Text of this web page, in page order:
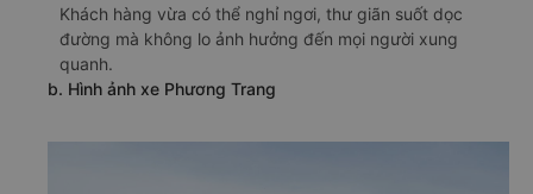
Khách hàng vừa có thể nghỉ ngơi, thư giãn suốt dọc
đường mà không lo ảnh hưởng đến mọi người xung
quanh.
b. Hình ảnh xe Phương Trang